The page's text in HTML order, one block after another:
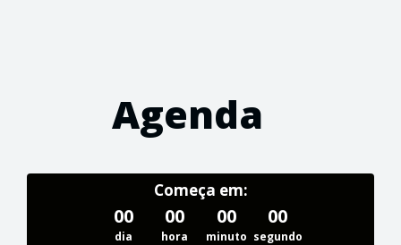
Agenda
Começa em:
00
dia
00
hora
00
minuto
00
segundo